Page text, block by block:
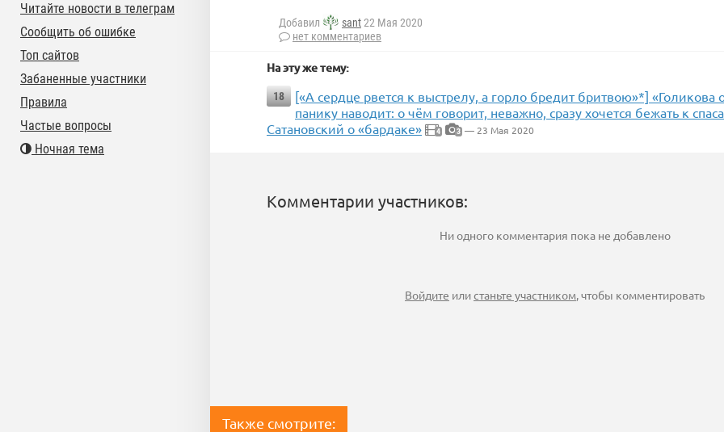
Добавил sant22 Мая 2020
нет комментариев
На эту же тему:
18
[«А сердце рвется к выстрелу, а горло бредит бритвою»*]
панику наводит: о чём говорит, неважно, сразу хочется бежать к
Сатановский о «бардаке»
4 3 — 23 Мая 2020
Комментарии участников:
Ни одного комментария пока не добавлено
Войдите илистаньте участником, чтобы комментировать
Также смотрите:
Читайте новости в телеграм
Сообщить об ошибке
Топ сайтов
Забаненные участники
Правила
Частые вопросы
Ночная тема